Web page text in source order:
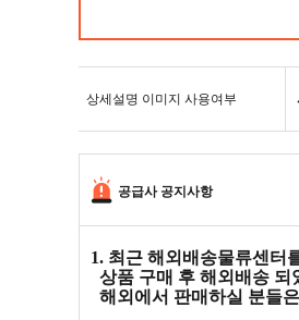
상세설명 이미지 사용여부
공급사 공지사항
1. 최근 해외배송물류센터
상품 구매 후 해외배송
해외에서 판매하실 분들